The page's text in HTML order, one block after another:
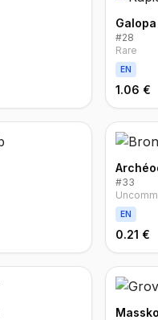
Galopa
#28
Rare
EN
1.06 €
#33
EN
0.21 €
Massko